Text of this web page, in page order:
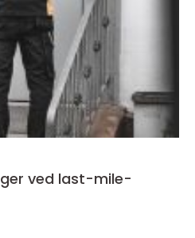
ved last-mile-